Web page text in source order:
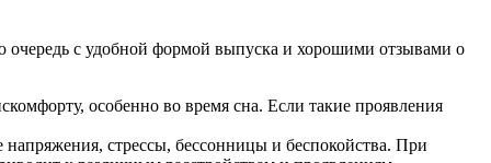
очередь с удобной формой выпуска и хорошими отзывами о
особенно во время сна. Если такие проявления
стрессы, бессонницы и беспокойства. При